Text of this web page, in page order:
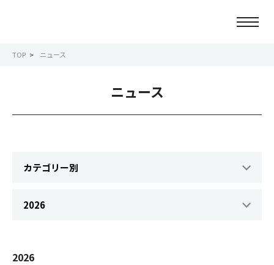
会社情報
サステナビリティ
TOP ニュース
ニュース
2026